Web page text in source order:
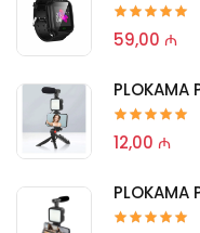
59,00 ₼
12,00 ₼